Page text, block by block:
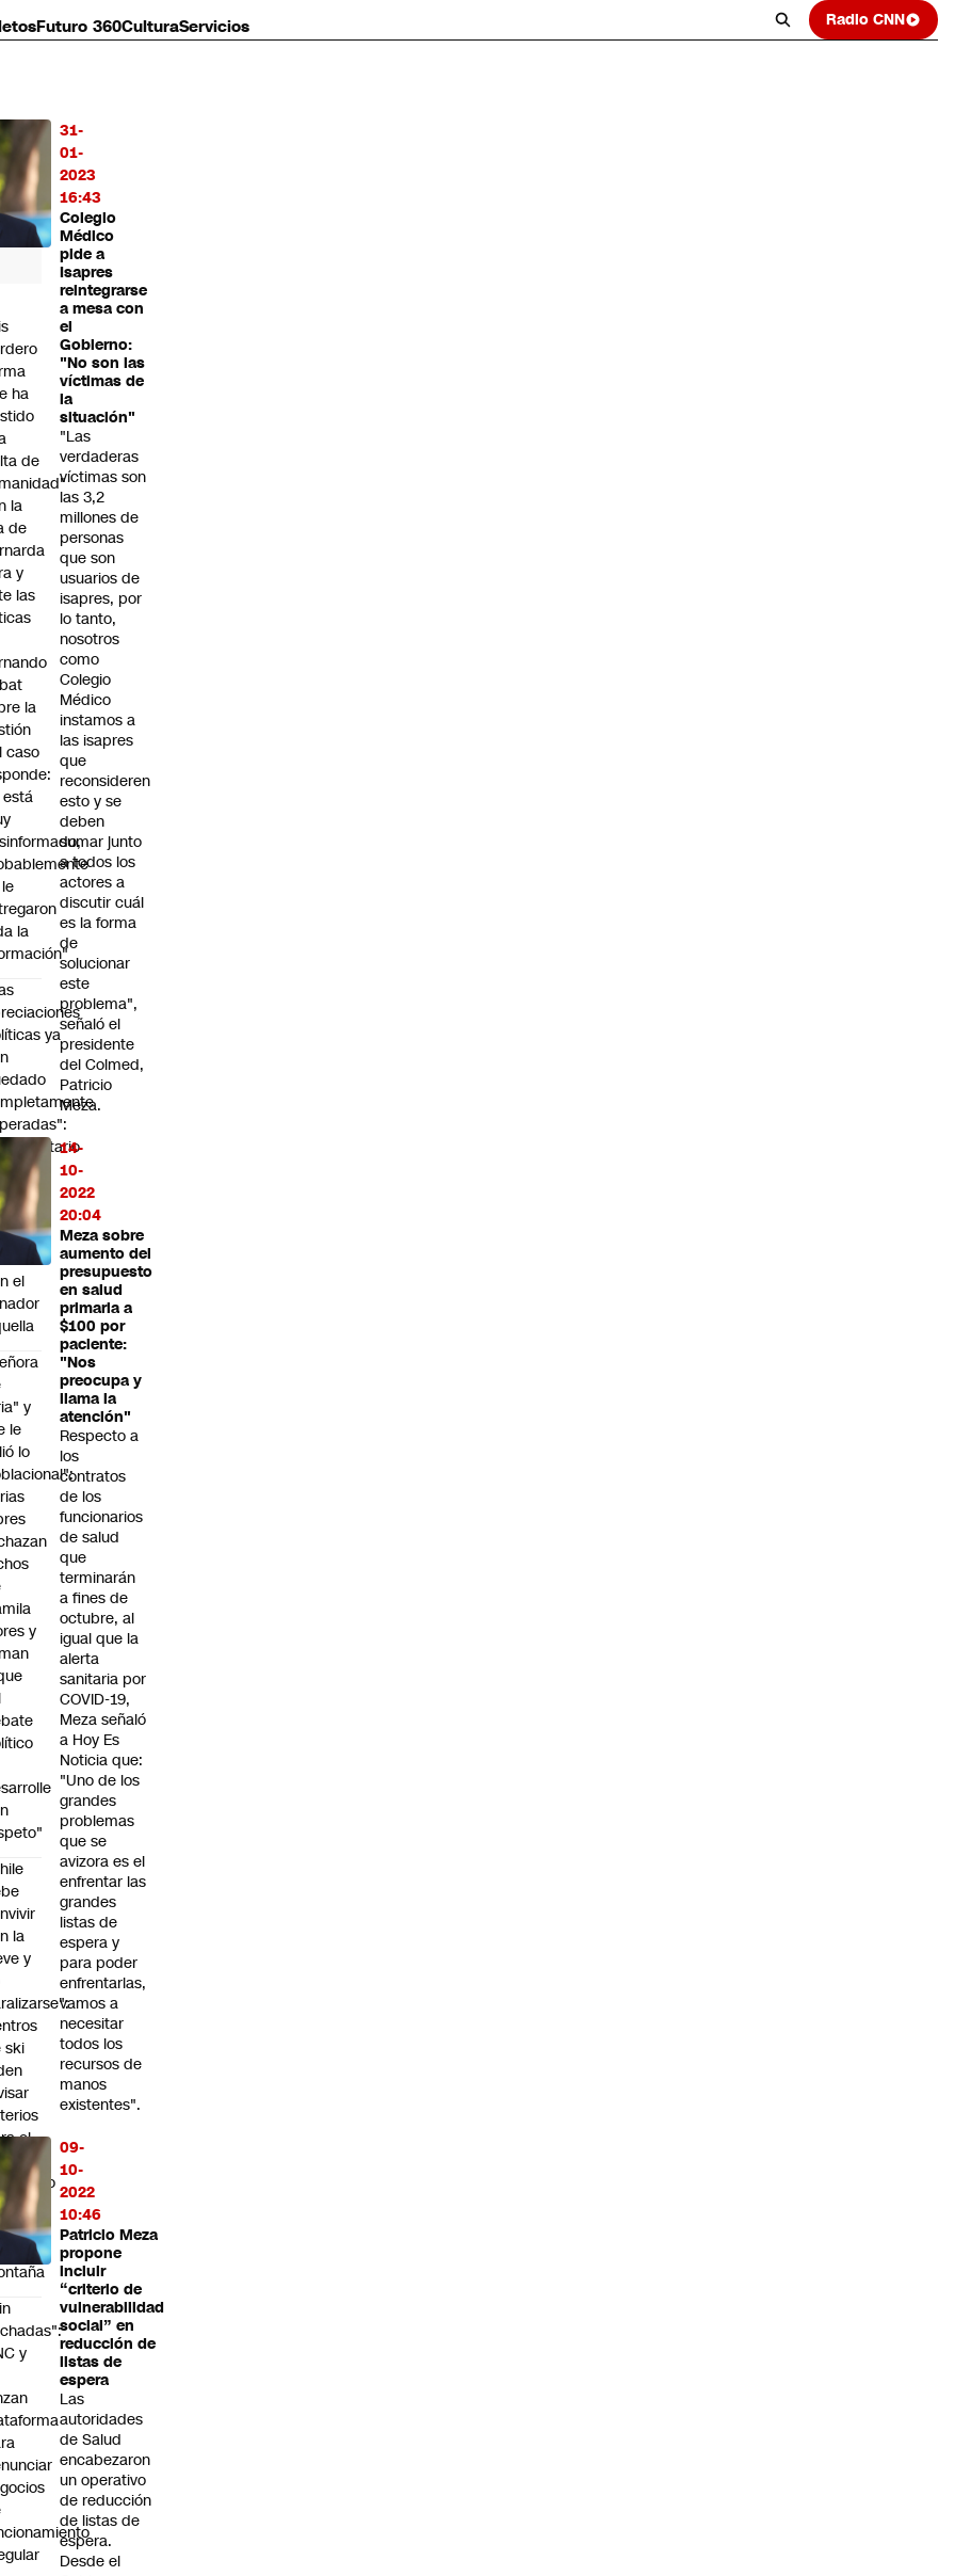
Futuro 360CulturaServicios Radio CNN
31-
01-
2023
16:43
Colegio
Médico
pide a
Isapres
reintegrarse
a mesa con
el
Gobierno:
"No son las
víctimas de
la
situación"
"Las
verdaderas
víctimas son
las 3,2
millones de
personas
que son
usuarios de
isapres, por
lo tanto,
nosotros
como
Colegio
Médico
instamos a
las isapres
que
reconsideren
esto y se
deben
sumar junto
a todos los
actores a
discutir cuál
es la forma
de
solucionar
este
problema",
señaló el
presidente
del Colmed,
Patricio
Meza.
14-
10-
2022
20:04
Meza sobre
aumento del
presupuesto
en salud
primaria a
$100 por
paciente:
"Nos
preocupa y
llama la
atención"
Respecto a
los
contratos
de los
funcionarios
de salud
que
terminarán
a fines de
octubre, al
igual que la
alerta
sanitaria por
COVID-19,
Meza señaló
a Hoy Es
Noticia que:
"Uno de los
grandes
problemas
que se
avizora es el
enfrentar las
grandes
listas de
espera y
para poder
enfrentarlas,
vamos a
necesitar
todos los
recursos de
manos
existentes".
09-
10-
2022
10:46
Patricio Meza
propone
incluir
“criterio de
vulnerabilidad
social” en
reducción de
listas de
espera
Las
autoridades
de Salud
encabezaron
un operativo
de reducción
de listas de
espera.
Desde el
ha
de
la
de
y
las
la
caso
está
la
ya
a
el
y
le
lo
y
la
y
ski
el
y